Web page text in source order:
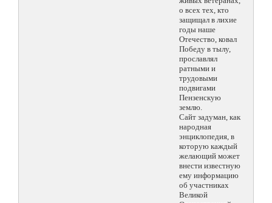
о всех тех, кто
защищал в лихие
годы наше
Отечество, ковал
Победу в тылу,
прославлял
ратными и
трудовыми
подвигами
Пензенскую
землю.
Сайт задуман, как
народная
энциклопедия, в
которую каждый
желающий может
внести известную
ему информацию
об участниках
Великой